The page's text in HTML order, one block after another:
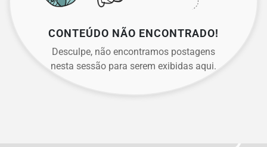
CONTEÚDO NÃO ENCONTRADO!
Desculpe, não encontramos postagens
nesta sessão para serem exibidas aqui.